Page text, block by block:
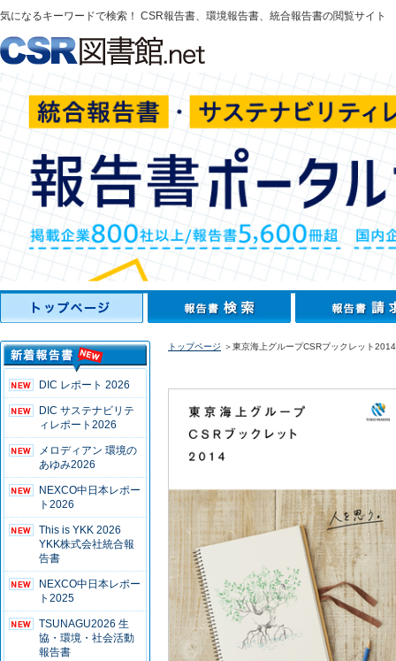
気になるキーワードで検索！ CSR報告書、環境報告書、統合報告書の閲覧サイト
DIC レポート 2026
DIC サステナビリテ
ィレポート2026
メロディアン 環境の
あゆみ2026
NEXCO中日本レポー
ト2026
This is YKK 2026
YKK株式会社統合報
告書
NEXCO中日本レポー
ト2025
TSUNAGU2026 生
協・環境・社会活動
報告書
トップページ ＞東京海上グループCSRブックレット2014